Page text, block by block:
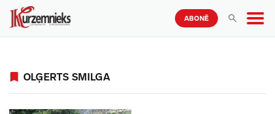
ABONĒ
OLĢERTS SMILGA